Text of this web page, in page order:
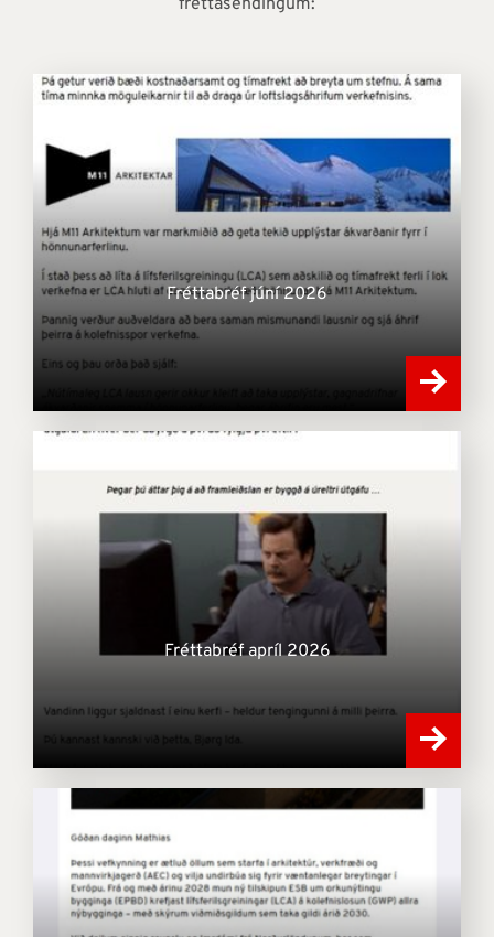
fréttasendingum:
Fréttabréf júní 2026
Fréttabréf apríl 2026